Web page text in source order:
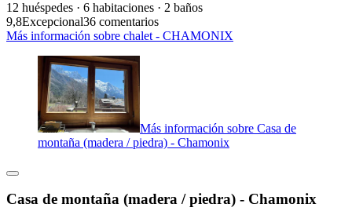
12 huéspedes · 6 habitaciones · 2 baños
9,8Excepcional36 comentarios
Más información sobre chalet - CHAMONIX
Más información sobre Casa de
montaña (madera / piedra) - Chamonix
Casa de montaña (madera / piedra) - Chamonix